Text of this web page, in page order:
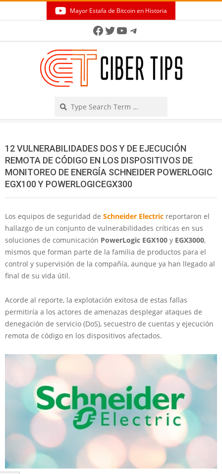
Mayor Estafa de Bitcoin en Historia
Facebook
Twitter
YouTube
Telegram
12 VULNERABILIDADES DOS Y DE EJECUCIÓN
REMOTA DE CÓDIGO EN LOS DISPOSITIVOS DE
MONITOREO DE ENERGÍA SCHNEIDER POWERLOGIC
EGX100 Y POWERLOGICEGX300
Los equipos de seguridad de Schneider Electric reportaron el
hallazgo de un conjunto de vulnerabilidades críticas en sus
soluciones de comunicación PowerLogic EGX100 y EGX3000,
mismos que forman parte de la familia de productos para el
control y supervisión de la compañía, aunque ya han llegado al
final de su vida útil.
Acorde al reporte, la explotación exitosa de estas fallas
permitiría a los actores de amenazas desplegar ataques de
denegación de servicio (DoS), secuestro de cuentas y ejecución
remota de código en los dispositivos afectados.